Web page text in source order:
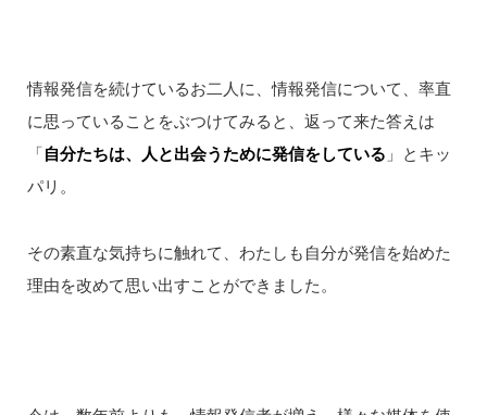
情報発信を続けているお二人に、情報発信について、率直
に思っていることをぶつけてみると、返って来た答えは
「自分たちは、人と出会うために発信をしている 」とキッ
パリ。
その素直な気持ちに触れて、わたしも自分が発信を始めた
理由を改めて思い出すことができました。